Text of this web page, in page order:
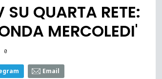
QUARTA RETE:
MERCOLEDI'
0
Email